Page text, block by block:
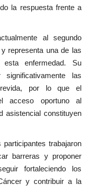
la respuesta frente a
al segundo
representa una de las
enfermedad. Su
las
por lo que el
acceso oportuno al
asistencial constituyen
trabajaron
barreras y proponer
fortaleciendo los
y contribuir a la